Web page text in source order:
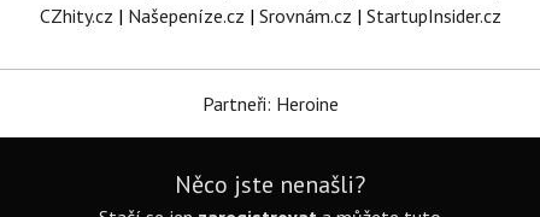
CZhity.cz | Našepeníze.cz | Srovnám.cz | StartupInsider.cz
Partneři: Heroine
Něco jste nenašli?